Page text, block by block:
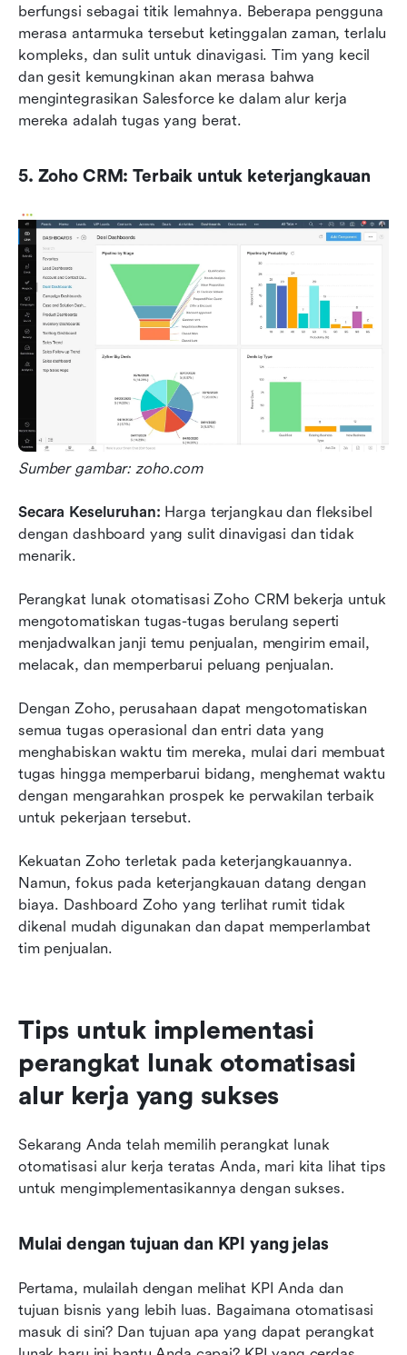
berfungsi sebagai titik lemahnya. Beberapa pengguna
merasa antarmuka tersebut ketinggalan zaman, terlalu
kompleks, dan sulit untuk dinavigasi. Tim yang kecil
dan gesit kemungkinan akan merasa bahwa
mengintegrasikan Salesforce ke dalam alur kerja
mereka adalah tugas yang berat.
5. Zoho CRM: Terbaik untuk keterjangkauan
Sumber gambar: zoho.com
Secara Keseluruhan: Harga terjangkau dan fleksibel
dengan dashboard yang sulit dinavigasi dan tidak
menarik.
Perangkat lunak otomatisasi Zoho CRM bekerja untuk
mengotomatiskan tugas-tugas berulang seperti
menjadwalkan janji temu penjualan, mengirim email,
melacak, dan memperbarui peluang penjualan.
Dengan Zoho, perusahaan dapat mengotomatiskan
semua tugas operasional dan entri data yang
menghabiskan waktu tim mereka, mulai dari membuat
tugas hingga memperbarui bidang, menghemat waktu
dengan mengarahkan prospek ke perwakilan terbaik
untuk pekerjaan tersebut.
Kekuatan Zoho terletak pada keterjangkauannya.
Namun, fokus pada keterjangkauan datang dengan
biaya. Dashboard Zoho yang terlihat rumit tidak
dikenal mudah digunakan dan dapat memperlambat
tim penjualan.
Tips untuk implementasi
perangkat lunak otomatisasi
alur kerja yang sukses
Sekarang Anda telah memilih perangkat lunak
otomatisasi alur kerja teratas Anda, mari kita lihat tips
untuk mengimplementasikannya dengan sukses.
Mulai dengan tujuan dan KPI yang jelas
Pertama, mulailah dengan melihat KPI Anda dan
tujuan bisnis yang lebih luas. Bagaimana otomatisasi
masuk di sini? Dan tujuan apa yang dapat perangkat